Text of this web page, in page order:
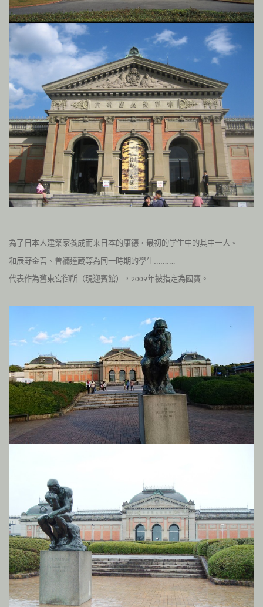
為了日本人建築家養成而来日本的康德，最初的学生中的其中一人。
和辰野金吾、曽禰達蔵等為同一時期的學生……….
代表作為舊東宮御所（現迎賓館）， 2009年被指定為國寶。